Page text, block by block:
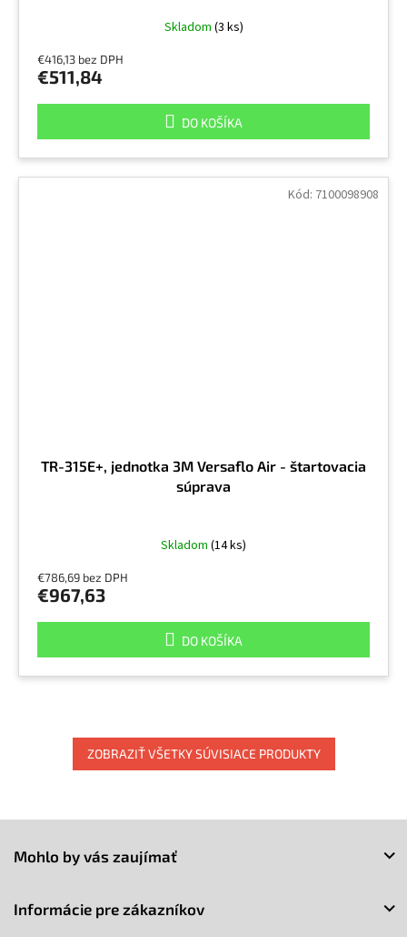
Skladom (3 ks)
€416,13 bez DPH
€511,84
DO KOŠÍKA
TR-315E+, jednotka 3M Versaflo Air - štartovacia
súprava
Skladom (14 ks)
€786,69 bez DPH
€967,63
DO KOŠÍKA
Kód: 7100098908
ZOBRAZIŤ VŠETKY SÚVISIACE PRODUKTY
Mohlo by vás zaujímať
Informácie pre zákazníkov